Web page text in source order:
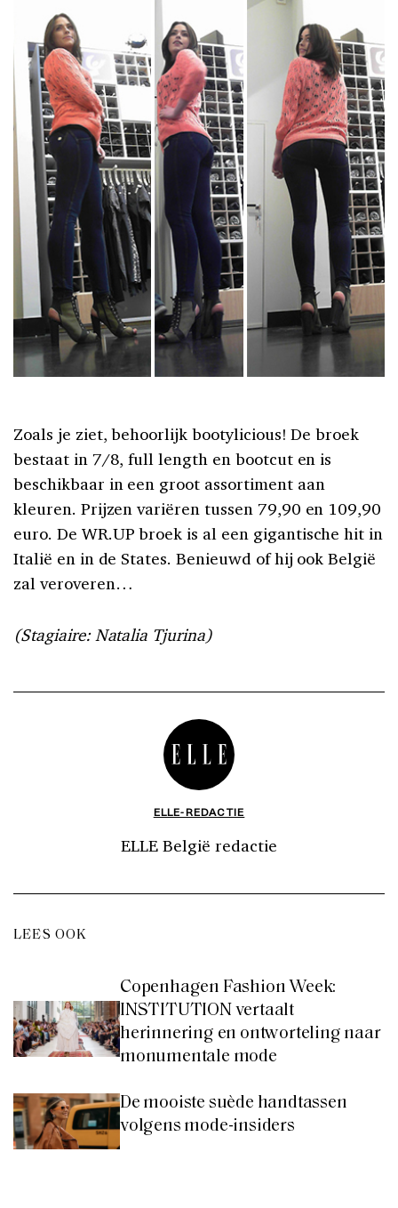
Zoals je ziet, behoorlijk bootylicious! De broek
bestaat in 7/8, full length en bootcut en is
beschikbaar in een groot assortiment aan
kleuren. Prijzen variëren tussen 79,90 en 109,90
euro. De WR.UP broek is al een gigantische hit in
Italië en in de States. Benieuwd of hij ook België
zal veroveren…
(Stagiaire: Natalia Tjurina)
ELLE-REDACTIE
ELLE België redactie
LEES OOK
Copenhagen Fashion Week:
INSTITUTION vertaalt
herinnering en ontworteling naar
monumentale mode
De mooiste suède handtassen
volgens mode-insiders